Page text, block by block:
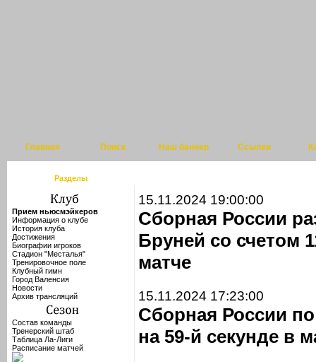
Главная Поиск Наш баннер Ссылки
Разделы
Прием ньюсмэйкеров
Информация о клубе
История клуба
Достижения
Биографии игроков
Стадион "Месталья"
Тренировочное поле
Клубный гимн
Город Валенсия
Новости
Архив трансляций
Состав команды
Тренерский штаб
Таблица Ла-Лиги
Расписание матчей
15.11.2024 19:00:00
Сборная России
Бруней со счетом
матче
15.11.2024 17:23:00
Сборная России
на 59-й секунде в